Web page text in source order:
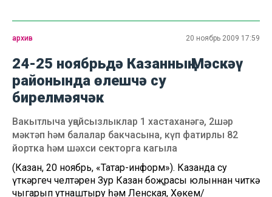
архив 20 ноябрь 2009 17:59
24-25 ноябрьдә Казанның Мәскәү
районында өлешчә су
бирелмәячәк
Вакытлыча уңайсызлыклар 1 хастаханәгә, 2шәр
мәктәп һәм балалар бакчасына, күп фатирлы 82
йортка һәм шәхси секторга кагыла
(Казан, 20 ноябрь, «Татар-информ»). Казанда су
үткәргеч челтәрен Зур Казан боҗрасы юлыннан читкә
чыгарып утнаштыру һәм Ленская, Хөкем/